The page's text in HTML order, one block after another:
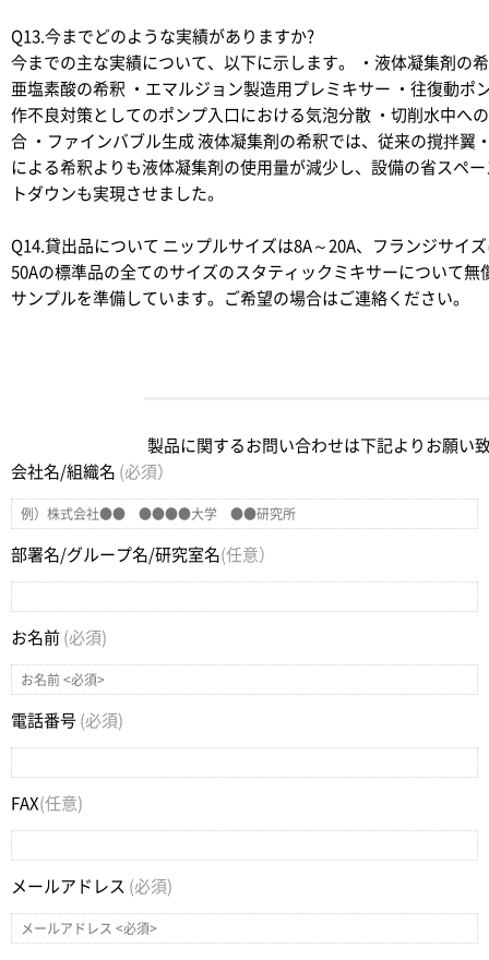
Q13.今までどのような実績がありますか?
今までの主な実績について、以下に示します。 ・液体凝集剤の
亜塩素酸の希釈 ・エマルジョン製造用プレミキサー ・往復動ポ
作不良対策としてのポンプ入口における気泡分散 ・切削水中へ
合 ・ファインバブル生成 液体凝集剤の希釈では、従来の撹拌翼
による希釈よりも液体凝集剤の使用量が減少し、設備の省スペ
トダウンも実現させました。
Q14.貸出品について ニップルサイズは8A～20A、フランジサイ
50Aの標準品の全てのサイズのスタティックミキサーについて無
サンプルを準備しています。ご希望の場合はご連絡ください。
製品に関するお問い合わせは下記よりお願い
会社名/組織名 (必須）
部署名/グループ名/研究室名(任意）
お名前 (必須)
電話番号 (必須)
FAX(任意)
メールアドレス (必須)